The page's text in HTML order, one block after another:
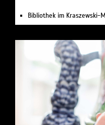
Bibliothek im Kraszewski-